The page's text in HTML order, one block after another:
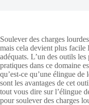
Soulever des charges
mais cela devient plus facile
adéquats. L’un des outils
pratiques dans ce domaine
qu’est-ce qu’une élingue
sont les avantages de cet
tout vous dire sur l’élingue
pour soulever des charges